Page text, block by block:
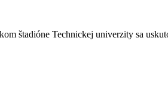
štadióne Technickej univerzity sa